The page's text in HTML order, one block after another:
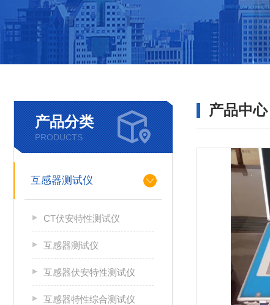
产品分类
PRODUCTS
互感器测试仪
CT伏安特性测试仪
互感器测试仪
互感器伏安特性测试仪
互感器特性综合测试仪
产品中心